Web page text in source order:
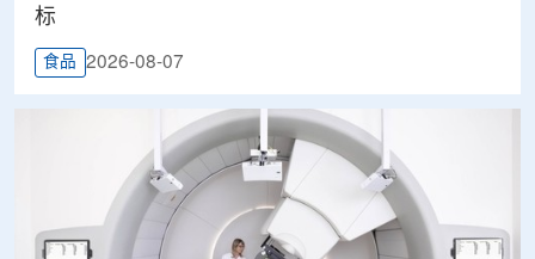
标
食品 2026-08-07